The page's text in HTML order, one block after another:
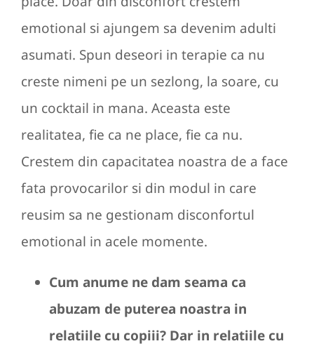
emotional si ajungem sa devenim adulti
asumati. Spun deseori in terapie ca nu
creste nimeni pe un sezlong, la soare, cu
un cocktail in mana. Aceasta este
realitatea, fie ca ne place, fie ca nu.
Crestem din capacitatea noastra de a face
fata provocarilor si din modul in care
reusim sa ne gestionam disconfortul
emotional in acele momente.
Cum anume ne dam seama ca
abuzam de puterea noastra in
relatiile cu copiii? Dar in relatiile cu